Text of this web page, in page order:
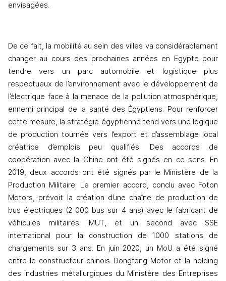
envisagées.
De ce fait, la mobilité au sein des villes va considérablement
changer au cours des prochaines années en Egypte pour
tendre vers un parc automobile et logistique plus
respectueux de l’environnement avec le développement de
l’électrique face à la menace de la pollution atmosphérique,
ennemi principal de la santé des Égyptiens. Pour renforcer
cette mesure, la stratégie égyptienne tend vers une logique
de production tournée vers l’export et d’assemblage local
créatrice d’emplois peu qualifiés. Des accords de
coopération avec la Chine ont été signés en ce sens. En
2019, deux accords ont été signés par le Ministère de la
Production Militaire. Le premier accord, conclu avec Foton
Motors, prévoit la création d’une chaîne de production de
bus électriques (2 000 bus sur 4 ans) avec le fabricant de
véhicules militaires IMUT, et un second avec SSE
international pour la construction de 1000 stations de
chargements sur 3 ans. En juin 2020, un MoU a été signé
entre le constructeur chinois Dongfeng Motor et la holding
des industries métallurgiques du Ministère des Entreprises